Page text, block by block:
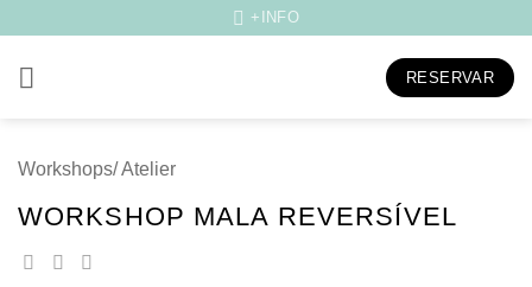
content
+INFO
RESERVAR
Workshops/ Atelier
WORKSHOP MALA REVERSÍVEL